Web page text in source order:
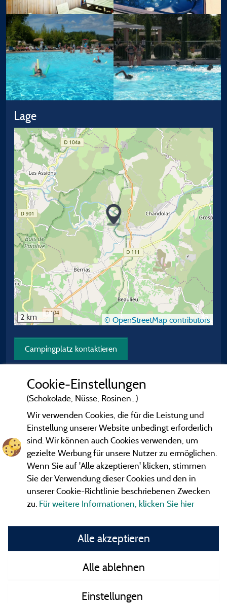
Lage
2 km © OpenStreetMap contributors
Campingplatz kontaktieren
Gesetzliche Bedingungen
Herausgeberinformationen und Adressen
Kontakt
AGB
Cookie-Einstellungen
(Schokolade, Nüsse, Rosinen...)
Wir verwenden Cookies, die für die Leistung und
Einstellung unserer Website unbedingt erforderlich
sind. Wir können auch Cookies verwenden, um
gezielte Werbung für unsere Nutzer zu ermöglichen.
Wenn Sie auf 'Alle akzeptieren' klicken, stimmen
Sie der Verwendung dieser Cookies und den in
unserer Cookie-Richtlinie beschriebenen Zwecken
zu. Für weitere Informationen, klicken Sie hier
Alle akzeptieren
Alle ablehnen
Einstellungen